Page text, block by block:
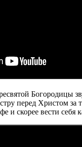
Богородицы
перед Христом за
и скорее вести